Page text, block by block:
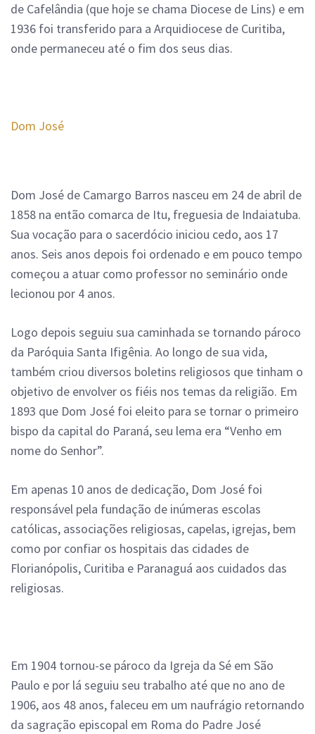
de Cafelândia (que hoje se chama Diocese de Lins) e em
1936 foi transferido para a Arquidiocese de Curitiba,
onde permaneceu até o fim dos seus dias.
Dom José
Dom José de Camargo Barros nasceu em 24 de abril de
1858 na então comarca de Itu, freguesia de Indaiatuba.
Sua vocação para o sacerdócio iniciou cedo, aos 17
anos. Seis anos depois foi ordenado e em pouco tempo
começou a atuar como professor no seminário onde
lecionou por 4 anos.
Logo depois seguiu sua caminhada se tornando pároco
da Paróquia Santa Ifigênia. Ao longo de sua vida,
também criou diversos boletins religiosos que tinham o
objetivo de envolver os fiéis nos temas da religião. Em
1893 que Dom José foi eleito para se tornar o primeiro
bispo da capital do Paraná, seu lema era “Venho em
nome do Senhor”.
Em apenas 10 anos de dedicação, Dom José foi
responsável pela fundação de inúmeras escolas
católicas, associações religiosas, capelas, igrejas, bem
como por confiar os hospitais das cidades de
Florianópolis, Curitiba e Paranaguá aos cuidados das
religiosas.
Em 1904 tornou-se pároco da Igreja da Sé em São
Paulo e por lá seguiu seu trabalho até que no ano de
1906, aos 48 anos, faleceu em um naufrágio retornando
da sagração episcopal em Roma do Padre José